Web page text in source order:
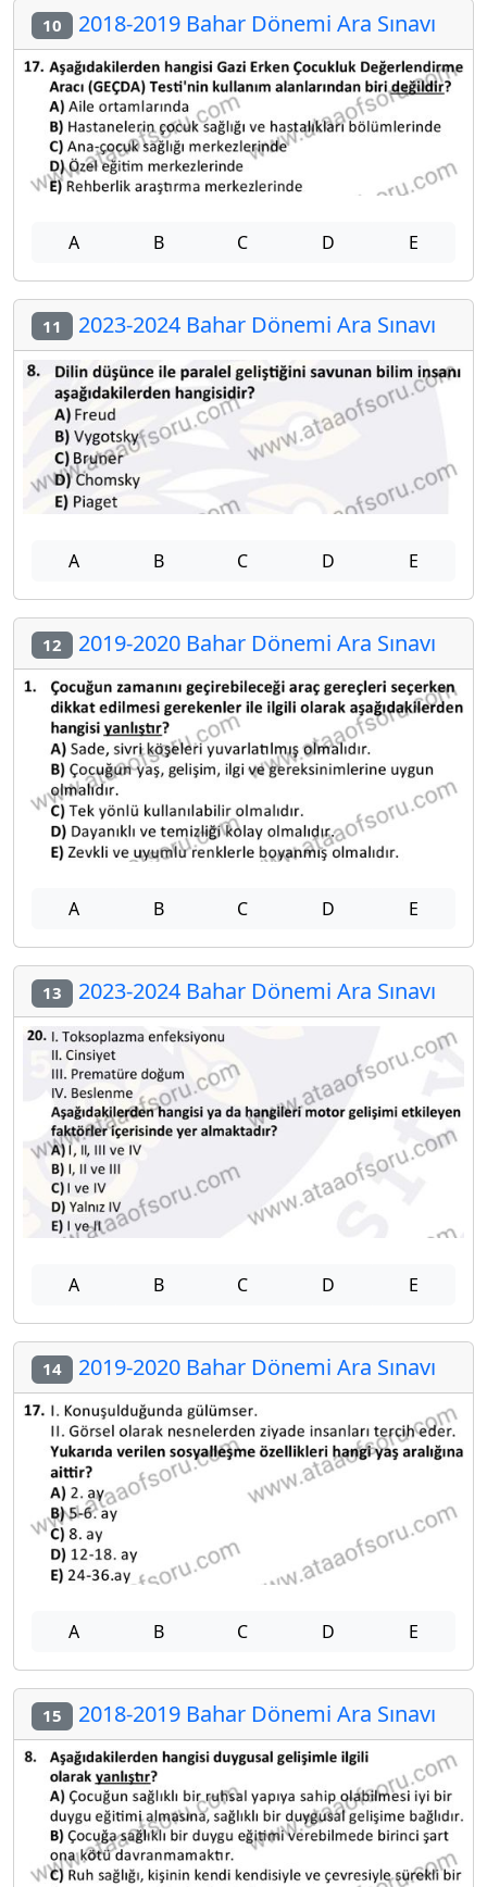
10 2018-2019 Bahar Dönemi Ara Sınavı
A B C D E
11 2023-2024 Bahar Dönemi Ara Sınavı
A B C D E
12 2019-2020 Bahar Dönemi Ara Sınavı
A B C D E
13 2023-2024 Bahar Dönemi Ara Sınavı
A B C D E
14 2019-2020 Bahar Dönemi Ara Sınavı
A B C D E
15 2018-2019 Bahar Dönemi Ara Sınavı